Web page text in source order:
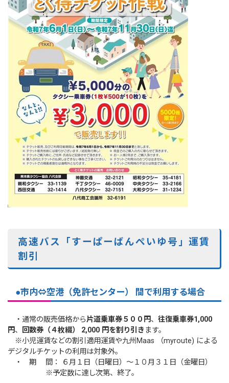
高速バス「すーぱーばんぺいゆ号」運賃
割引
●市内⇔空港（免許センター） 間で利用する場合
・通常の販売価格から片道乗車券５００円、往復乗車券1,000
円、 回数券（４枚綴） 2,000 円を割り引きます。
※小児運賃などの割引適用運賃や九州Maas （myroute) による
デジタルチケットの利用は対象外。
・ 期 間： ６月１日（日曜日）～１０月３１日（金曜日）
※予定数に達し次第、終了。